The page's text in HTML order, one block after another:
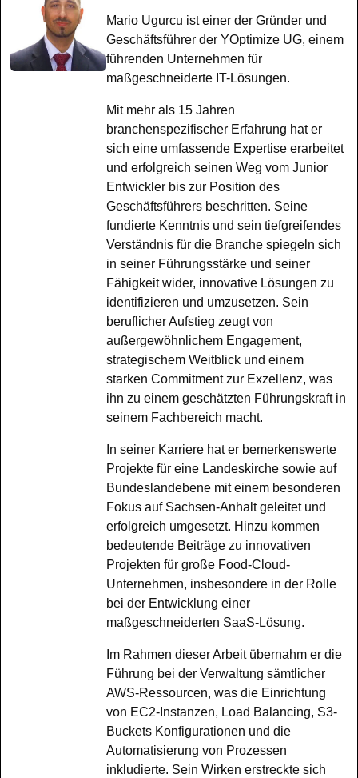
Mario Ugurcu ist einer der Gründer und
Geschäftsführer der YOptimize UG, einem
führenden Unternehmen für
maßgeschneiderte IT-Lösungen.
Mit mehr als 15 Jahren
branchenspezifischer Erfahrung hat er
sich eine umfassende Expertise erarbeitet
und erfolgreich seinen Weg vom Junior
Entwickler bis zur Position des
Geschäftsführers beschritten. Seine
fundierte Kenntnis und sein tiefgreifendes
Verständnis für die Branche spiegeln sich
in seiner Führungsstärke und seiner
Fähigkeit wider, innovative Lösungen zu
identifizieren und umzusetzen. Sein
beruflicher Aufstieg zeugt von
außergewöhnlichem Engagement,
strategischem Weitblick und einem
starken Commitment zur Exzellenz, was
ihn zu einem geschätzten Führungskraft in
seinem Fachbereich macht.
In seiner Karriere hat er bemerkenswerte
Projekte für eine Landeskirche sowie auf
Bundeslandebene mit einem besonderen
Fokus auf Sachsen-Anhalt geleitet und
erfolgreich umgesetzt. Hinzu kommen
bedeutende Beiträge zu innovativen
Projekten für große Food-Cloud-
Unternehmen, insbesondere in der Rolle
bei der Entwicklung einer
maßgeschneiderten SaaS-Lösung.
Im Rahmen dieser Arbeit übernahm er die
Führung bei der Verwaltung sämtlicher
AWS-Ressourcen, was die Einrichtung
von EC2-Instanzen, Load Balancing, S3-
Buckets Konfigurationen und die
Automatisierung von Prozessen
inkludierte. Sein Wirken erstreckte sich